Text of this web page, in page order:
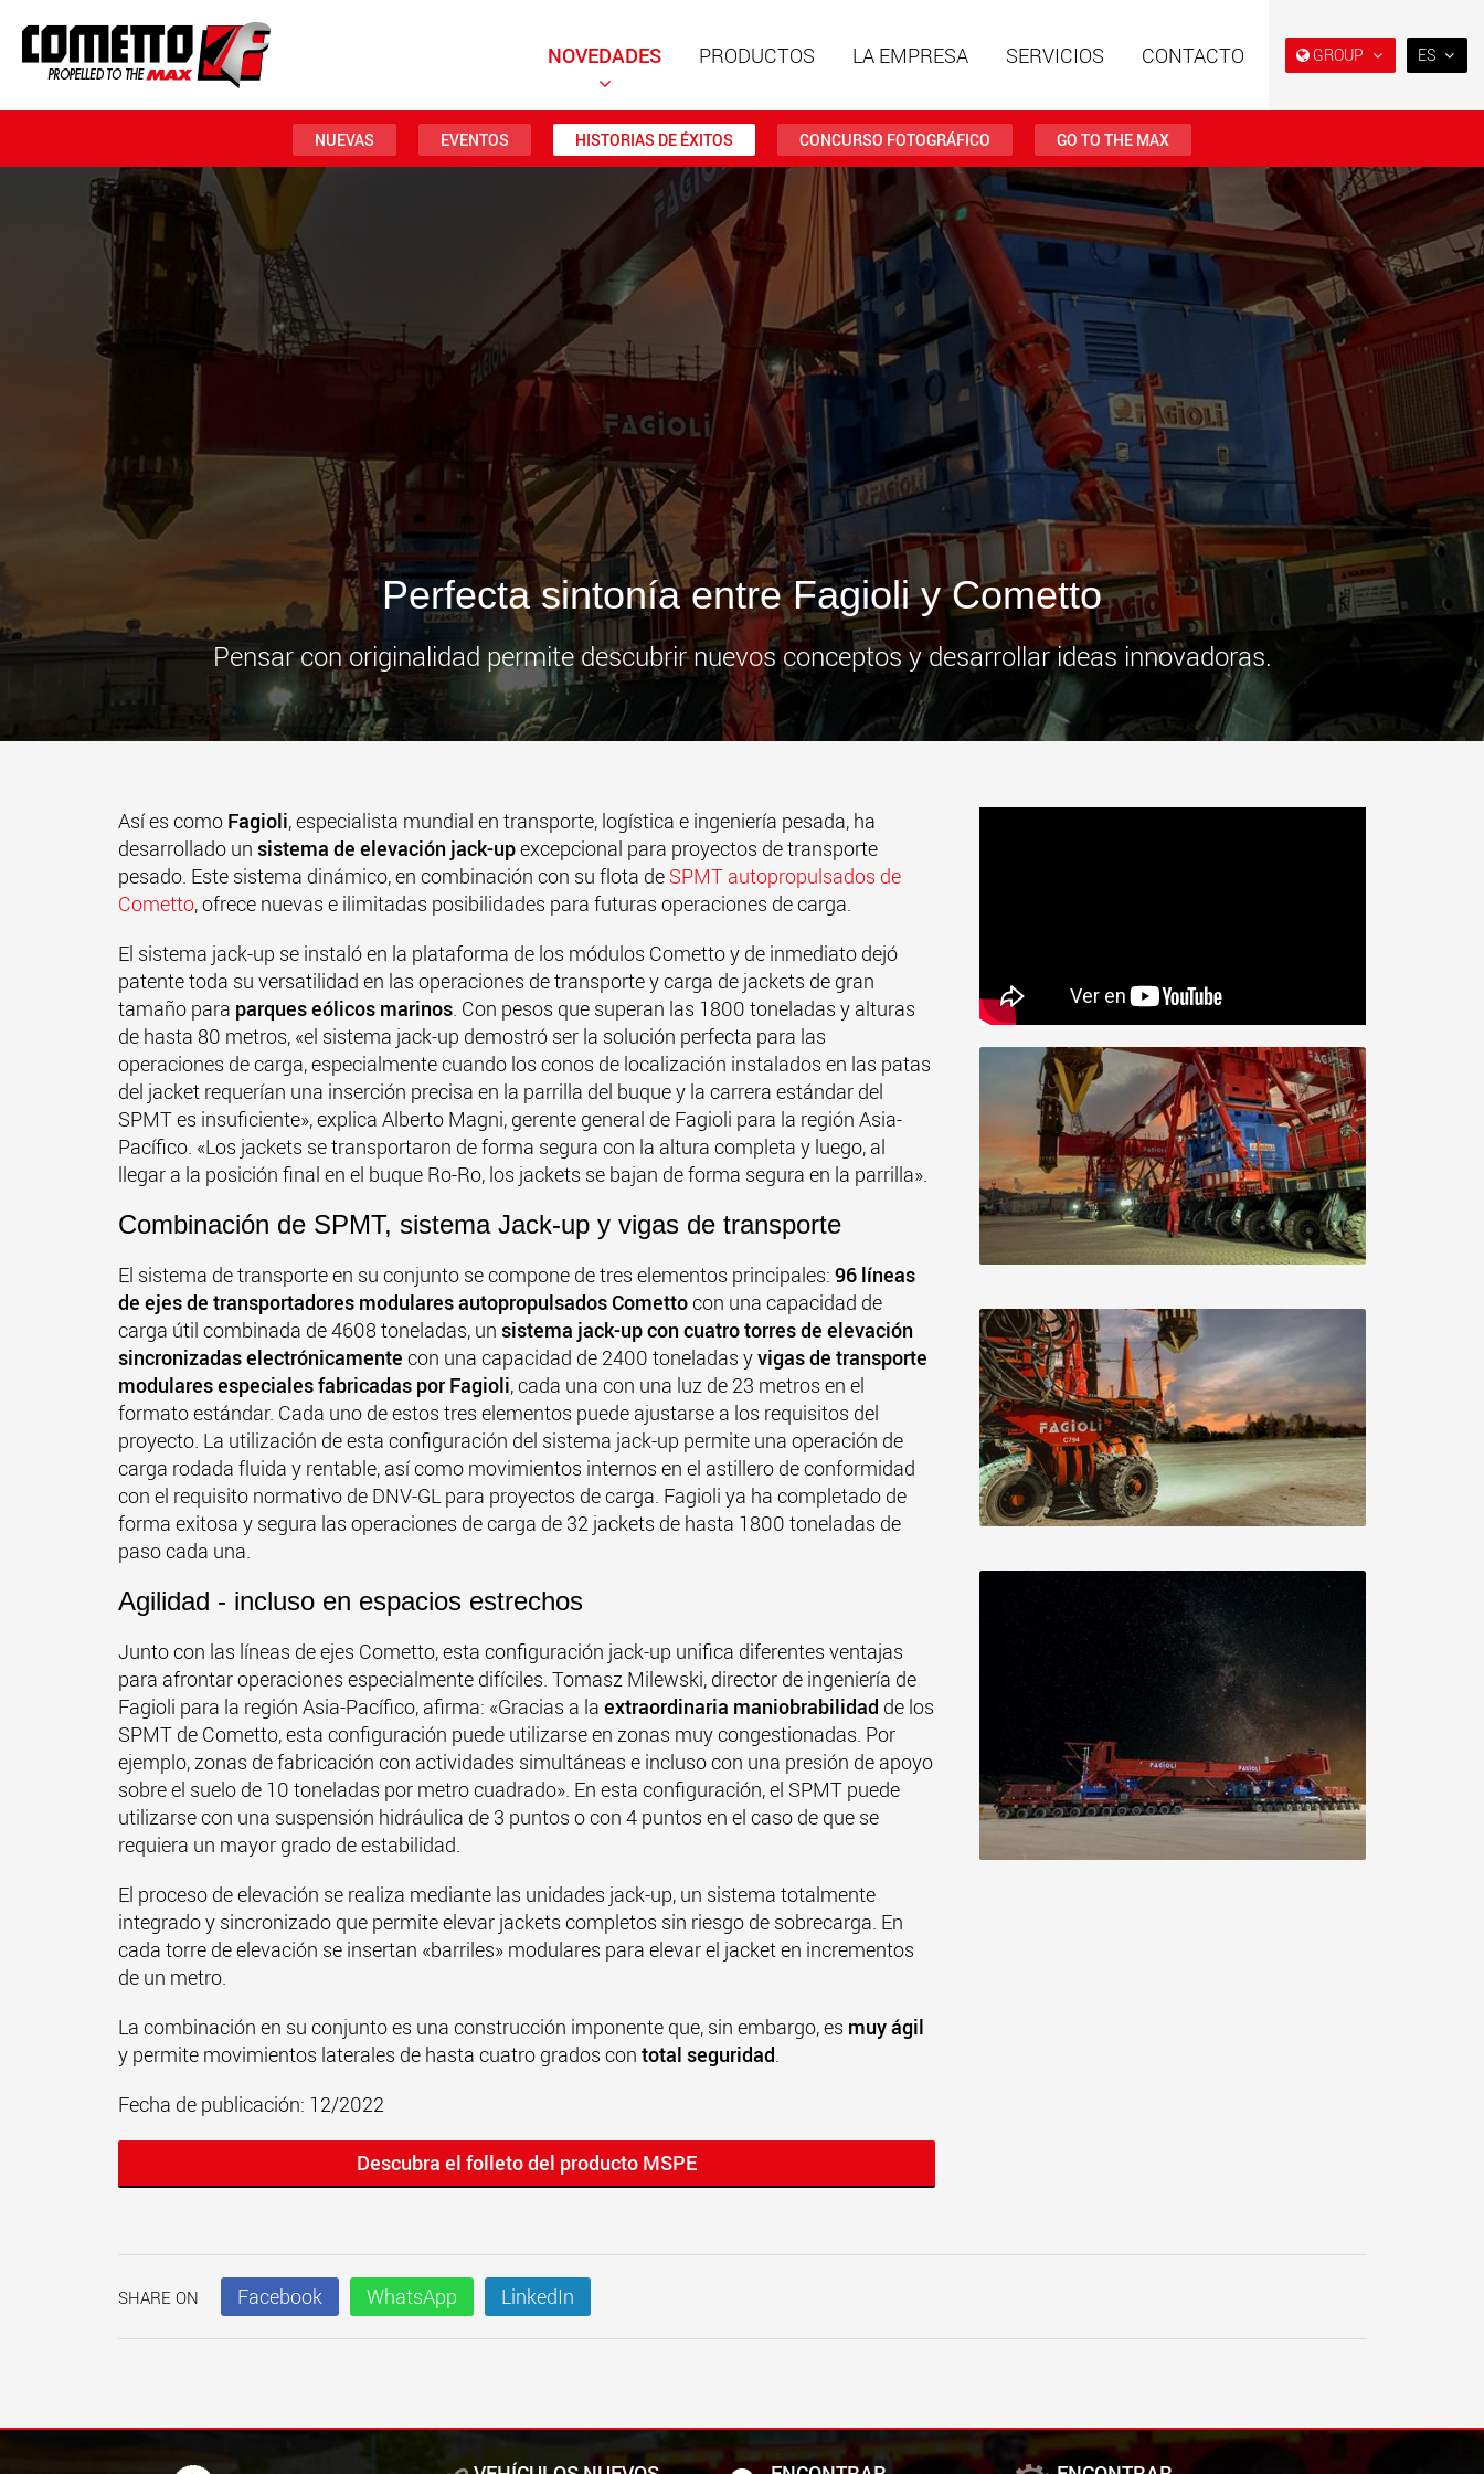
GROUP
Remolques especiales con
estructura modular para
cargas útiles de 15 t a 123 t
www.maxtrailer.eu
Remolques especiales,
diseñados para el mercado
estadounidense
www.maxtrailer.us
Remolques especiales para
cargas útiles desde 20 t
hasta 500 t
www.faymonville.com
Vehículos eléctricos a batería
con capacidades de carga a
www.morello.eu.com
Vehículos de transporte
eléctricos para clases de
carga más ligeras en EE. UU
www.morello.us.com
SPMT y vehículos
industriales para cargas
útiles de hasta 25.000 t y
más
www.cometto.com
ES
IT
RU
日本
PT
NOVEDADES PRODUCTOS LA EMPRESA SERVICIOS CONTACTO
NUEVAS EVENTOS HISTORIAS DE ÉXITOS CONCURSO FOTOGRÁFICO GO TO THE MAX
Perfecta sintonía entre Fagioli y Cometto
Pensar con originalidad permite descubrir nuevos conceptos y desarrollar ideas innovadoras.
Así es como Fagioli, especialista mundial en transporte, logística e ingeniería pesada, ha
desarrollado un sistema de elevación jack-upexcepcional para proyectos de transporte
pesado. Este sistema dinámico, en combinación con su flota de SPMT autopropulsados de
Cometto, ofrece nuevas e ilimitadas posibilidades para futuras operaciones de carga.
El sistema jack-up se instaló en la plataforma de los módulos Cometto y de inmediato dejó
patente toda su versatilidad en las operaciones de transporte y carga de jackets de gran
tamaño para parques eólicos marinos. Con pesos que superan las 1800 toneladas y alturas
de hasta 80 metros, «el sistema jack-up demostró ser la solución perfecta para las
operaciones de carga, especialmente cuando los conos de localización instalados en las patas
del jacket requerían una inserción precisa en la parrilla del buque y la carrera estándar del
SPMT es insuficiente», explica Alberto Magni, gerente general de Fagioli para la región Asia-
Pacífico. «Los jackets se transportaron de forma segura con la altura completa y luego, al
llegar a la posición final en el buque Ro-Ro, los jackets se bajan de forma segura en la parrilla».
Combinación de SPMT, sistema Jack-up y vigas de transporte
El sistema de transporte en su conjunto se compone de tres elementos principales: 96 líneas
de ejes de transportadores modulares autopropulsados Comettocon una capacidad de
carga útil combinada de 4608 toneladas, un sistema jack-up con cuatro torres de elevación
sincronizadas electrónicamente con una capacidad de 2400 toneladas yvigas de transporte
modulares especiales fabricadas por Fagioli, cada una con una luz de 23 metros en el
formato estándar. Cada uno de estos tres elementos puede ajustarse a los requisitos del
proyecto. La utilización de esta configuración del sistema jack-up permite una operación de
carga rodada fluida y rentable, así como movimientos internos en el astillero de conformidad
con el requisito normativo de DNV-GL para proyectos de carga. Fagioli ya ha completado de
forma exitosa y segura las operaciones de carga de 32 jackets de hasta 1800 toneladas de
paso cada una.
Agilidad - incluso en espacios estrechos
Junto con las líneas de ejes Cometto, esta configuración jack-up unifica diferentes ventajas
para afrontar operaciones especialmente difíciles. Tomasz Milewski, director de ingeniería de
Fagioli para la región Asia-Pacífico, afirma: «Gracias a la extraordinaria maniobrabilidad de los
SPMT de Cometto, esta configuración puede utilizarse en zonas muy congestionadas. Por
ejemplo, zonas de fabricación con actividades simultáneas e incluso con una presión de apoyo
sobre el suelo de 10 toneladas por metro cuadrado». En esta configuración, el SPMT puede
utilizarse con una suspensión hidráulica de 3 puntos o con 4 puntos en el caso de que se
requiera un mayor grado de estabilidad.
El proceso de elevación se realiza mediante las unidades jack-up, un sistema totalmente
integrado y sincronizado que permite elevar jackets completos sin riesgo de sobrecarga. En
cada torre de elevación se insertan «barriles» modulares para elevar el jacket en incrementos
de un metro.
La combinación en su conjunto es una construcción imponente que, sin embargo, es muy ágil
y permite movimientos laterales de hasta cuatro grados con total seguridad.
Fecha de publicación: 12/2022
Descubra el folleto del producto MSPE
SHARE ON Facebook WhatsApp LinkedIn